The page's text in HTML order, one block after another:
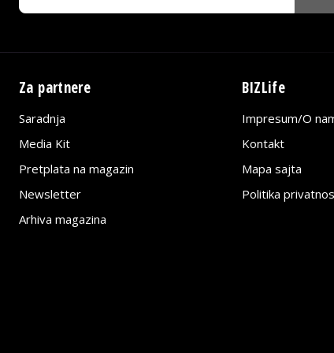
Za partnere
Saradnja
Media Kit
Pretplata na magazin
Newsletter
Arhiva magazina
BIZLife
Impresum/O
Kontakt
Mapa sajta
Politika